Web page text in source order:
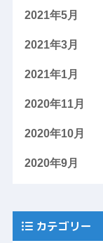
2021年5月
2021年3月
2021年1月
2020年11月
2020年10月
2020年9月
カテゴリー